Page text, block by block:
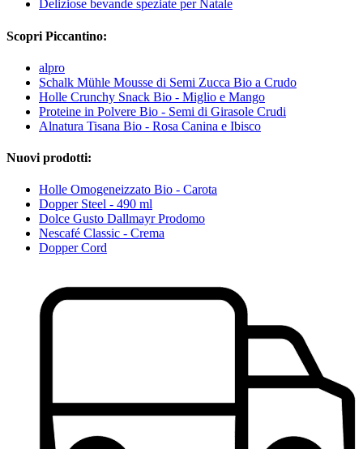
Deliziose bevande speziate per Natale
Scopri Piccantino:
alpro
Schalk Mühle Mousse di Semi Zucca Bio a Crudo
Holle Crunchy Snack Bio - Miglio e Mango
Proteine in Polvere Bio - Semi di Girasole Crudi
Alnatura Tisana Bio - Rosa Canina e Ibisco
Nuovi prodotti:
Holle Omogeneizzato Bio - Carota
Dopper Steel - 490 ml
Dolce Gusto Dallmayr Prodomo
Nescafé Classic - Crema
Dopper Cord